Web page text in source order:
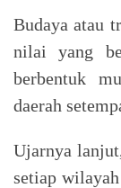
Budaya atau
nilai yang
berbentuk
daerah
Ujarnya
setiap